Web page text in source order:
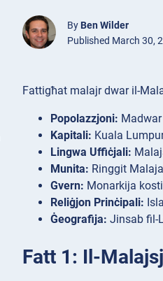
By Ben Wilder
Published March 30,
Fattigħat malajr dwar il-
Popolazzjoni:
Kapitali: Kuala
Lingwa Uffiċjali:
Munita: Ringgit
Gvern: Monarkija
Reliġjon Prinċipali:
Ġeografija: Jinsab fil-
Fatt 1: Il-